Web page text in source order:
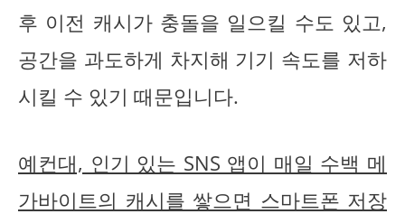
후 이전 캐시가 충돌을 일으킬 수도 있고,
공간을 과도하게 차지해 기기 속도를 저하
시킬 수 있기 때문입니다.
예컨대, 인기 있는 SNS 앱이 매일 수백 메
가바이트의 캐시를 쌓으면 스마트폰 저장